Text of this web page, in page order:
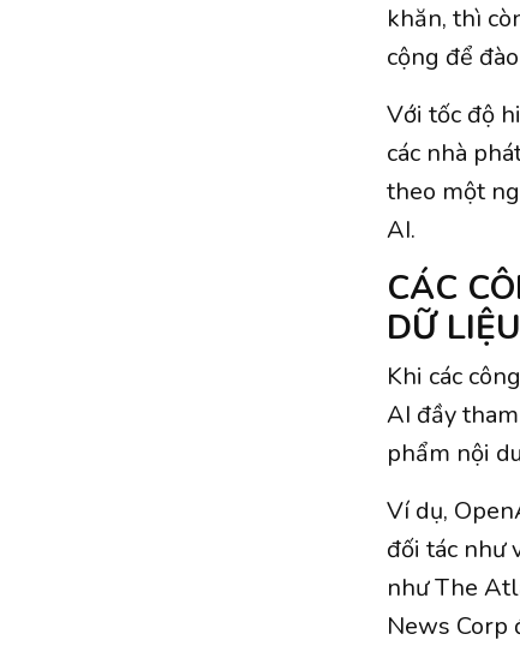
khăn, thì
cộng để
Với tốc độ
các nhà
theo một
AI.
CÁC
DỮ
Khi các
AI đầy
phẩm nội
Ví dụ,
đối tác như
như The
News Corp